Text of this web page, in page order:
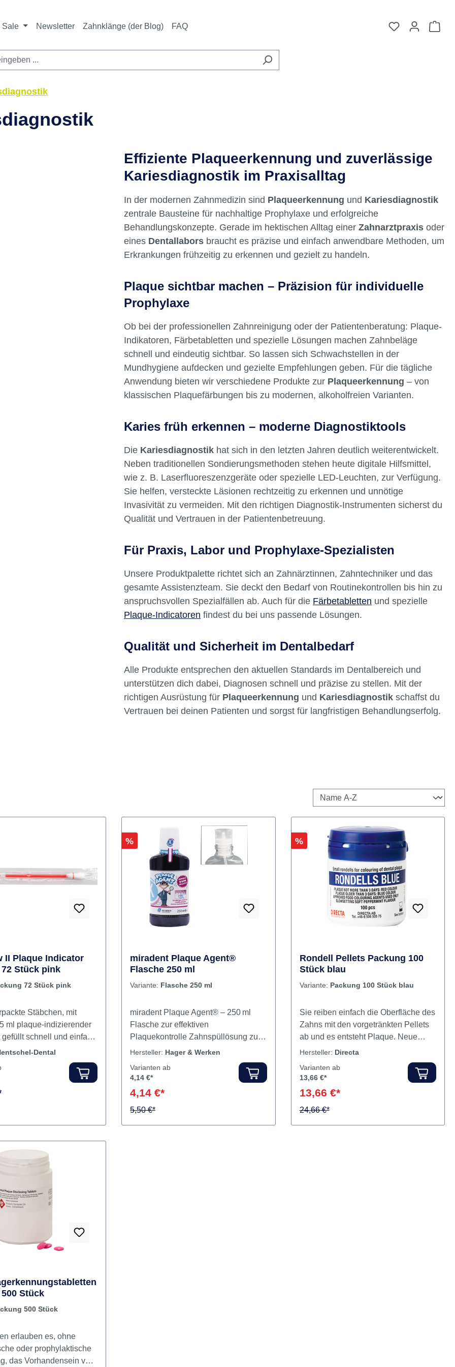
Sale Newsletter Zahnklänge (der Blog) FAQ Du hast 0
Effiziente Plaqueerkennung und zuverlässige
Kariesdiagnostik im Praxisalltag
In der modernen Zahnmedizin sind Plaqueerkennung und Kariesdiagnostik
zentrale Bausteine für nachhaltige Prophylaxe und erfolgreiche
Behandlungskonzepte. Gerade im hektischen Alltag einer Zahnarztpraxis oder
eines Dentallabors braucht es präzise und einfach anwendbare Methoden, um
Erkrankungen frühzeitig zu erkennen und gezielt zu handeln.
Plaque sichtbar machen – Präzision für individuelle
Prophylaxe
Ob bei der professionellen Zahnreinigung oder der Patientenberatung: Plaque-
Indikatoren, Färbetabletten und spezielle Lösungen machen Zahnbeläge
schnell und eindeutig sichtbar. So lassen sich Schwachstellen in der
Mundhygiene aufdecken und gezielte Empfehlungen geben. Für die tägliche
Anwendung bieten wir verschiedene Produkte zur Plaqueerkennung – von
klassischen Plaquefärbungen bis zu modernen, alkoholfreien Varianten.
Karies früh erkennen – moderne Diagnostiktools
Die Kariesdiagnostik hat sich in den letzten Jahren deutlich weiterentwickelt.
Neben traditionellen Sondierungsmethoden stehen heute digitale Hilfsmittel,
wie z. B. Laserfluoreszenzgeräte oder spezielle LED-Leuchten, zur Verfügung.
Sie helfen, versteckte Läsionen rechtzeitig zu erkennen und unnötige
Invasivität zu vermeiden. Mit den richtigen Diagnostik-Instrumenten sicherst du
Qualität und Vertrauen in der Patientenbetreuung.
Für Praxis, Labor und Prophylaxe-Spezialisten
Unsere Produktpalette richtet sich an Zahnärztinnen, Zahntechniker und das
gesamte Assistenzteam. Sie deckt den Bedarf von Routinekontrollen bis hin zu
anspruchsvollen Spezialfällen ab. Auch für die Färbetabletten und spezielle
Plaque-Indicatoren findest du bei uns passende Lösungen.
Qualität und Sicherheit im Dentalbedarf
Alle Produkte entsprechen den aktuellen Standards im Dentalbereich und
unterstützen dich dabei, Diagnosen schnell und präzise zu stellen. Mit der
richtigen Ausrüstung für Plaqueerkennung und Kariesdiagnostik schaffst du
Vertrauen bei deinen Patienten und sorgst für langfristigen Behandlungserfolg.
II Plaque Indicator
Stück pink
72 Stück pink
Stäbchen, mit
ml plaque-indizierender
und einfach
geeignet zur
in der Praxis oder zu
Dental
Rabatt
%
miradent Plaque Agent®
Flasche 250 ml
Variante: Flasche 250 ml
miradent Plaque Agent® – 250 ml
Flasche zur effektiven
Plaquekontrolle Zahnspüllösung zur
Sichtbarmachung von Plaque für eine
bessere Mundhygiene: miradent
Plaque Agent® färbt vorhandene
Zahnbeläge sichtbar ein und macht
die tägliche Zahnpflege besonders
nachvollziehbar und motivierend. Die
Hersteller: Hager & Werken
Varianten ab
4,14 €*
4,14 €*
5,50 €*
Rabatt
%
Rondell Pellets Packung 100
Stück blau
Variante: Packung 100 Stück blau
Sie reiben einfach die Oberfläche des
Zahns mit den vorgetränkten Pellets
ab und es entsteht Plaque. Neue
Plaques, die weniger als 3 Tage alt
sind, werden rot gefärbt, während
ältere, gefährlichere Plaques blau
gefärbt werden. Beide lassen sich
leicht wegbürsten und hinterlassen
einen milden Pfefferminzgeschmack.
Hersteller: Directa
Varianten ab
13,66 €*
13,66 €*
24,66 €*
Stück
500 Stück
erlauben es, ohne
oder prophylaktische
das Vorhandensein von